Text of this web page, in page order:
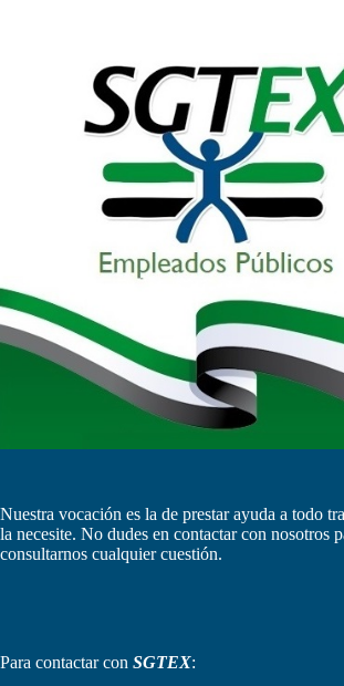
Nuestra vocación es la de prestar ayuda a todo
la necesite. No dudes en contactar con nosotros
consultarnos cualquier cuestión.
Para contactar con SGTEX: